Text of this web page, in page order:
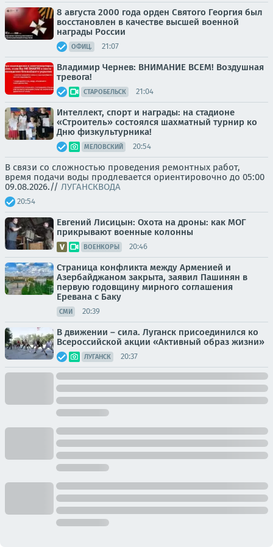
8 августа 2000 года орден Святого Георгия был
восстановлен в качестве высшей военной
награды России
ОФИЦ. 21:07
Владимир Чернев: ВНИМАНИЕ ВСЕМ! Воздушная
тревога!
СТАРОБЕЛЬСК 21:04
Интеллект, спорт и награды: на стадионе
«Строитель» состоялся шахматный турнир ко
Дню физкультурника!
МЕЛОВСКИЙ 20:54
В связи со сложностью проведения ремонтных работ,
время подачи воды продлевается ориентировочно до 05:00
09.08.2026.// ЛУГАНСКВОДА
20:54
Евгений Лисицын: Охота на дроны: как МОГ
прикрывают военные колонны
ВОЕНКОРЫ 20:46
Страница конфликта между Арменией и
Азербайджаном закрыта, заявил Пашинян в
первую годовщину мирного соглашения
Еревана с Баку
СМИ 20:39
В движении – сила. Луганск присоединился ко
Всероссийской акции «Активный образ жизни»
ЛУГАНСК 20:37